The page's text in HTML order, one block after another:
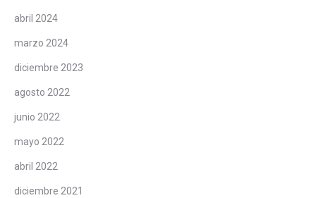
abril 2024
marzo 2024
diciembre 2023
agosto 2022
junio 2022
mayo 2022
abril 2022
diciembre 2021